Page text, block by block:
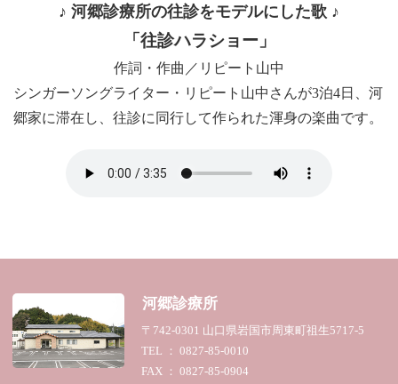
♪ 河郷診療所の往診をモデルにした歌 ♪
「往診ハラショー」
作詞・作曲／リピート山中
シンガーソングライター・リピート山中さんが3泊4日、河
郷家に滞在し、往診に同行して作られた渾身の楽曲です。
河郷診療所
〒742-0301 山口県岩国市周東町祖生5717-5
TEL ： 0827-85-0010
FAX ： 0827-85-0904